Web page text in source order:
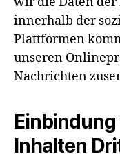
innerhalb der
Plattformen
unseren
Nachrichten
Inhalten